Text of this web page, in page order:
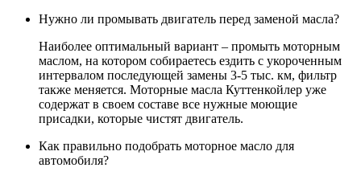
Нужно ли промывать двигатель перед заменой масла?
Наиболее оптимальный вариант – промыть моторным
маслом, на котором собираетесь ездить с укороченным
интервалом последующей замены 3-5 тыс. км, фильтр
также меняется. Моторные масла Куттенкойлер уже
содержат в своем составе все нужные моющие
присадки, которые чистят двигатель.
Как правильно подобрать моторное масло для
автомобиля?